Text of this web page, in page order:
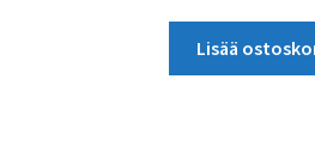
Lisää